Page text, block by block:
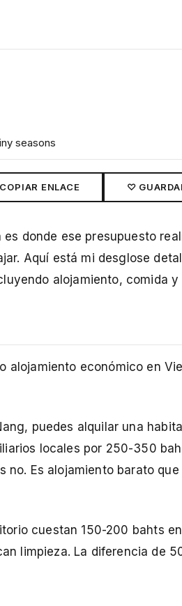
seasons
COPIAR ENLACE ♡
donde ese presupuesto
Aquí está mi desglose
alojamiento, comida y
alojamiento económico en
puedes alquilar una
locales por 250-350
Es alojamiento barato que
cuestan 150-200 bahts
limpieza. La diferencia de